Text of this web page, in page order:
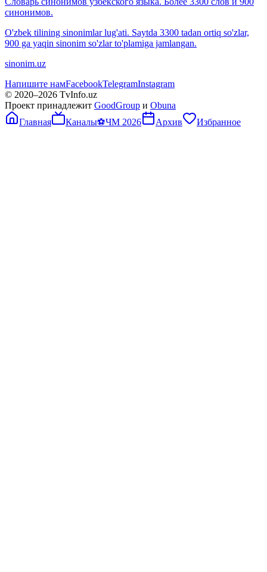
синонимов.
O'zbek tilining sinonimlar lug'ati. Saytda 3300 tadan ortiq so'zlar,
900 ga yaqin sinonim so'zlar to'plamiga jamlangan.
sinonim.uz
Напишите намFacebookTelegramInstagram
© 2020–2026 TvInfo.uz
Проект принадлежит GoodGroup и Obuna
Главная
Каналы⚽ЧМ 2026 Архив Избранное